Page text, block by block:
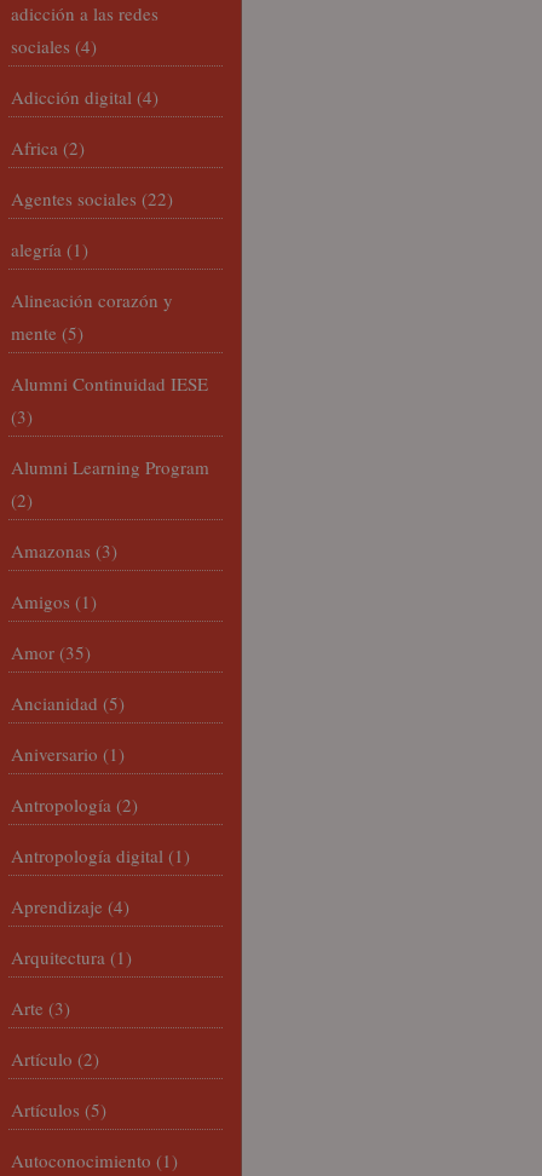
adicción a las redes
sociales (4)
Adicción digital (4)
Africa (2)
Agentes sociales (22)
alegría (1)
Alineación corazón y
mente (5)
Alumni Continuidad IESE
(3)
Alumni Learning Program
(2)
Amazonas (3)
Amigos (1)
Amor (35)
Ancianidad (5)
Aniversario (1)
Antropología (2)
Antropología digital (1)
Aprendizaje (4)
Arquitectura (1)
Arte (3)
Artículo (2)
Artículos (5)
Autoconocimiento (1)